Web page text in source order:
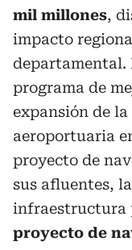
mil millones,
impacto
departamental.
programa de
expansión de
aeroportuaria
proyecto de
sus afluentes,
infraestructura
proyecto de